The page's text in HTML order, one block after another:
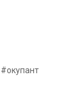
#окупант